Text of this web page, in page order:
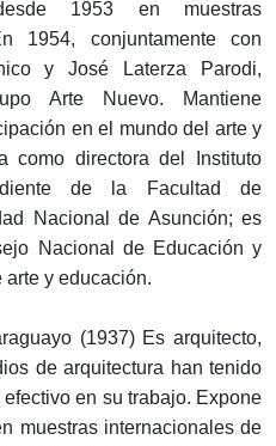
1953 en muestras
1954, conjuntamente con
y José Laterza Parodi,
Arte Nuevo. Mantiene
en el mundo del arte y
como directora del Instituto
de la Facultad de
Nacional de Asunción; es
Nacional de Educación y
y educación.
(1937) Es arquitecto,
de arquitectura han tenido
en su trabajo. Expone
muestras internacionales de